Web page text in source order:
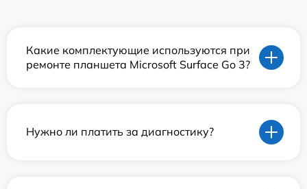
Какие комплектующие используются при
ремонте планшета Microsoft Surface Go 3?
Нужно ли платить за диагностику?